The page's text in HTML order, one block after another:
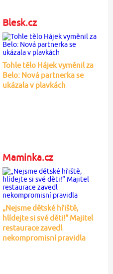
Blesk.cz
Tohle tělo Hájek vyměnil za
Belo: Nová partnerka se
ukázala v plavkách
Maminka.cz
„Nejsme dětské hřiště,
hlídejte si své děti!“ Majitel
restaurace zavedl
nekompromisní pravidla